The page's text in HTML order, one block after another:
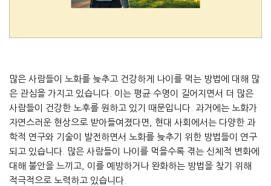
많은 사람들이 노화를 늦추고 건강하게 나이를 먹는 방법에 대해 많
은 관심을 가지고 있습니다. 이는 평균 수명이 길어지면서 더 많은
사람들이 건강한 노후를 원하고 있기 때문입니다. 과거에는 노화가
자연스러운 현상으로 받아들여졌다면, 현대 사회에서는 다양한 과
학적 연구와 기술이 발전하면서 노화를 늦추기 위한 방법들이 연구
되고 있습니다. 많은 사람들이 나이를 먹을수록 겪는 신체적 변화에
대해 불안을 느끼고, 이를 예방하거나 완화하는 방법을 찾기 위해
적극적으로 노력하고 있습니다.